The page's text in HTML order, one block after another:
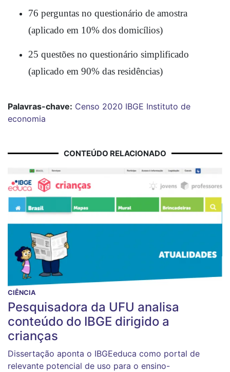
76 perguntas no questionário de amostra
(aplicado em 10% dos domicílios)
25 questões no questionário simplificado
(aplicado em 90% das residências)
Palavras-chave: Censo 2020 IBGE Instituto de
economia
CONTEÚDO RELACIONADO
CIÊNCIA
Pesquisadora da UFU analisa
conteúdo do IBGE dirigido a
crianças
Dissertação aponta o IBGEeduca como portal de
relevante potencial de uso para o ensino-